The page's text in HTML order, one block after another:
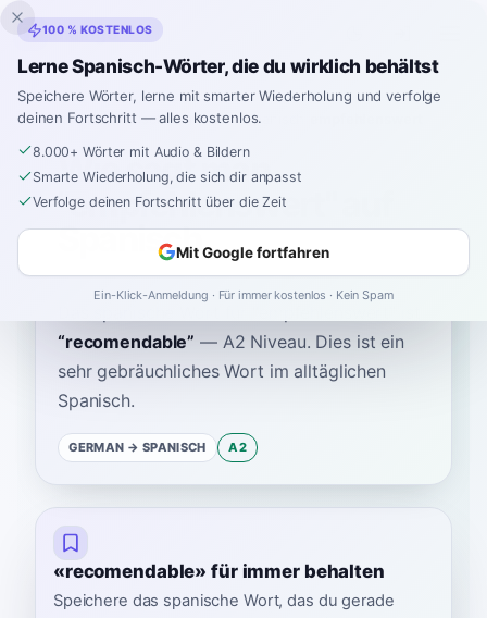
Inklingo
Startseite›Spanisch›German → Spanisch
Wie sagt man
"empfehlenswert" auf
Spanisch
“recomendable” — A2 Niveau. Dies ist ein
sehr gebräuchliches Wort im alltäglichen
Spanisch.
GERMAN → SPANISCH A2
«recomendable» für immer behalten
Speichere das spanische Wort, das du gerade
100 % KOSTENLOS
Lerne Spanisch-Wörter, die du wirklich behältst
Speichere Wörter, lerne mit smarter Wiederholung und verfolge
deinen Fortschritt — alles kostenlos.
8.000+ Wörter mit Audio & Bildern
Smarte Wiederholung, die sich dir anpasst
Verfolge deinen Fortschritt über die Zeit
Mit Google fortfahren
Ein-Klick-Anmeldung · Für immer kostenlos · Kein Spam